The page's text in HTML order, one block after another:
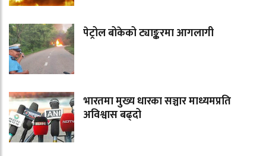
पेट्रोल बोकेको ट्याङ्करमा आगलागी
भारतमा मुख्य धारका सञ्चार माध्यमप्रति
अविश्वास बढ्दो